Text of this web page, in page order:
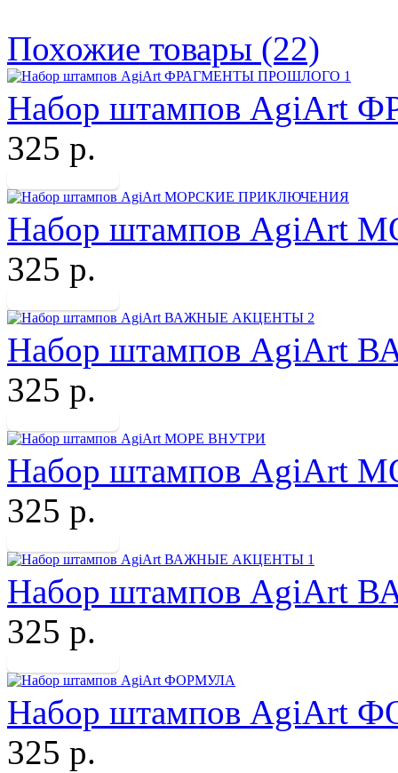
Похожие товары (22)
Набор штампов
325 р.
Набор штампов
325 р.
Набор штампов
325 р.
Набор штампов AgiArt
325 р.
Набор штампов
325 р.
Набор штампов AgiArt
325 р.